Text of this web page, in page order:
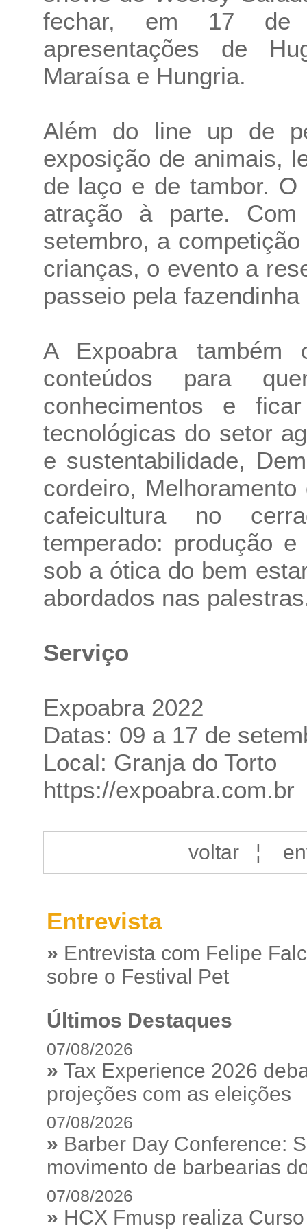
fechar, em 17 de
apresentações de
Maraísa e Hungria.
Além do line up de
exposição de animais,
de laço e de tambor. O
atração à parte.
setembro, a
crianças, o evento a
passeio pela
A Expoabra também
conteúdos para
conhecimentos e
tecnológicas do setor
e sustentabilidade,
cordeiro,
cafeicultura no
temperado: produção
sob a ótica do bem
abordados nas
Serviço
Expoabra 2022
Datas: 09 a 17 de
Local: Granja do Torto
https://expoabra.com.br
voltar¦
Entrevista
» Entrevista com Felipe
sobre o Festival Pet
Últimos Destaques
07/08/2026
» Tax Experience 2026
projeções com as eleições
07/08/2026
» Barber Day Conference:
movimento de barbearias
07/08/2026
» HCX Fmusp realiza